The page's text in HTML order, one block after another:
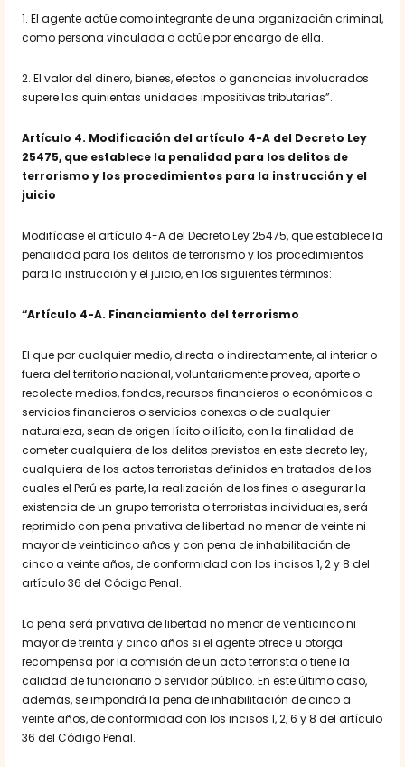
1. El agente actúe como integrante de una organización criminal,
como persona vinculada o actúe por encargo de ella.
2. El valor del dinero, bienes, efectos o ganancias involucrados
supere las quinientas unidades impositivas tributarias”.
Artículo 4. Modificación del artículo 4-A del Decreto Ley
25475, que establece la penalidad para los delitos de
terrorismo y los procedimientos para la instrucción y el
juicio
Modifícase el artículo 4-A del Decreto Ley 25475, que establece la
penalidad para los delitos de terrorismo y los procedimientos
para la instrucción y el juicio, en los siguientes términos:
“Artículo 4-A. Financiamiento del terrorismo
El que por cualquier medio, directa o indirectamente, al interior o
fuera del territorio nacional, voluntariamente provea, aporte o
recolecte medios, fondos, recursos financieros o económicos o
servicios financieros o servicios conexos o de cualquier
naturaleza, sean de origen lícito o ilícito, con la finalidad de
cometer cualquiera de los delitos previstos en este decreto ley,
cualquiera de los actos terroristas definidos en tratados de los
cuales el Perú es parte, la realización de los fines o asegurar la
existencia de un grupo terrorista o terroristas individuales, será
reprimido con pena privativa de libertad no menor de veinte ni
mayor de veinticinco años y con pena de inhabilitación de
cinco a veinte años, de conformidad con los incisos 1, 2 y 8 del
artículo 36 del Código Penal.
La pena será privativa de libertad no menor de veinticinco ni
mayor de treinta y cinco años si el agente ofrece u otorga
recompensa por la comisión de un acto terrorista o tiene la
calidad de funcionario o servidor público. En este último caso,
además, se impondrá la pena de inhabilitación de cinco a
veinte años, de conformidad con los incisos 1, 2, 6 y 8 del artículo
36 del Código Penal.